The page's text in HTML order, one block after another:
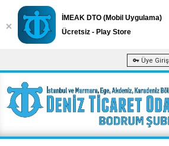
Üye Giriş
İMEAK DTO (Mobil Uygulama)
Ücretsiz - Play Store